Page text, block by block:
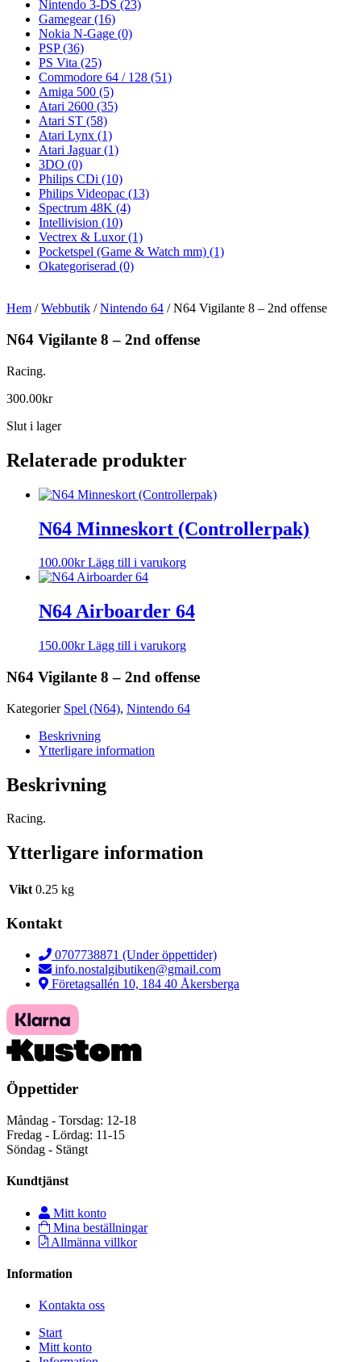
Nintendo 3-DS (23)
Gamegear(16)
Nokia N-Gage (0)
PSP(36)
PS Vita (25)
Commodore 64 / 128 (51)
Amiga 500 (5)
Atari 2600 (35)
Atari ST (58)
Atari Lynx (1)
Atari Jaguar(1)
3DO (0)
Philips CDi (10)
Philips Videopac (13)
Spectrum 48K (4)
Intellivision (10)
Vectrex & Luxor(1)
Pocketspel (Game & Watch mm) (1)
Okategoriserad (0)
Hem /Webbutik /Nintendo 64 / N64 Vigilante 8 – 2nd offense
N64 Vigilante 8 – 2nd offense
Racing.
300.00kr
Slut i lager
Relaterade produkter
N64 Minneskort (Controllerpak)
100.00kr Lägg till i varukorg
N64 Airboarder 64
150.00kr Lägg till i varukorg
N64 Vigilante 8 – 2nd offense
Kategorier Spel (N64), Nintendo 64
Beskrivning
Ytterligare information
Beskrivning
Racing.
Ytterligare information
Vikt 0.25 kg
Kontakt
0707738871 (Under öppettider)
info.nostalgibutiken@gmail.com
Företagsallén 10, 184 40 Åkersberga
Öppettider
Måndag - Torsdag: 12-18
Fredag - Lördag: 11-15
Söndag - Stängt
Kundtjänst
Mitt konto
Mina beställningar
Allmänna villkor
Information
Kontakta oss
Start
Mitt konto